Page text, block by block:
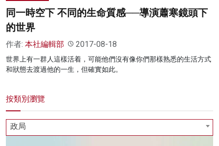
同一時空下 不同的生命質感──導演蕭寒鏡頭下
的世界
作者: 本社編輯部 2017-08-18
世界上有一群人這樣活着，可能他們沒有像你們那樣熟悉的生活方式
和狀態去渡過他的一生，但確實如此。
按類別瀏覽
政局